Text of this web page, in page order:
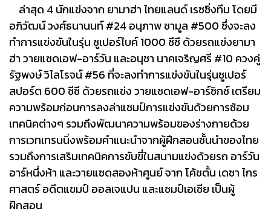
ล่าสุด 4 นักแข่งจาก ยามาฮ่า ไทยแลนด์ เรซซิ่งทีม โดยมี
อภิวัฒน์ วงศ์ธนานนท์ #24 อนุภาพ ซามูล #500 ซึ่งจะลง
ทำการแข่งขันในรุ่น ซูเปอร์ไบค์ 1000 ซีซี ด้วยรถแข่งยามา
ฮ่า วายแซดเอฟ-อาร์วัน และอนุชา นาคเจริญศรี #10 ควงคู่
รัฐพงษ์ วิไลโรจน์ #56 ที่จะลงทำการแข่งขันในรุ่นซูเปอร์
สปอร์ต 600 ซีซี ด้วยรถแข่ง วายแซดเอฟ-อาร์ซิกซ์ เตรียม
ความพร้อมก่อนการลงล่าแชมป์การแข่งขันด้วยการซ้อม
เทคนิคต่างๆ รวมถึงพัฒนาความพร้อมของร่างกายด้วย
การเวทเทรนนิ่งพร้อมคำแนะนำจากผู้ฝึกสอนชั้นนำของไทย
รวมถึงการเสริมเทคนิคการขับขี่ในสนามแข่งด้วยรถ อาร์วัน
อาร์หนึ่งห้า และวายแซดสองห้าศูนย์ จาก โค้ชตั้น เดชา ไกร
ศาสตร์ อดีตแขมป์ ออลเจแปน และแชมป์เอเชีย เป็นผู้
ฝึกสอน